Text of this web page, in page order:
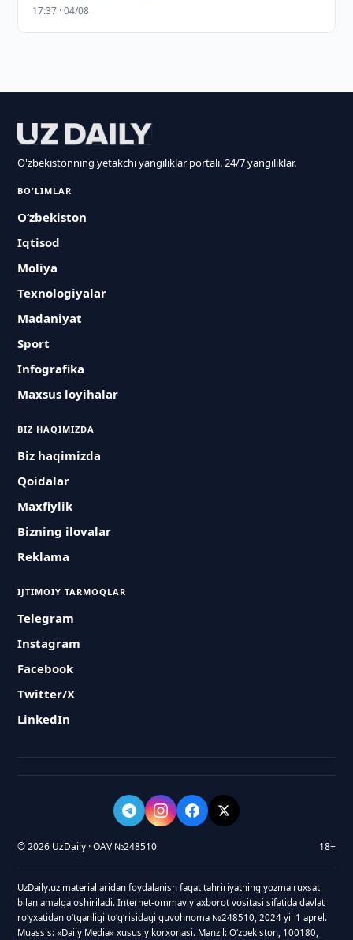
17:37 · 04/08
O'zbekistonning yetakchi yangiliklar portali. 24/7 yangiliklar.
BO'LIMLAR
O‘zbekiston
Iqtisod
Moliya
Texnologiyalar
Madaniyat
Sport
Infografika
Maxsus loyihalar
BIZ HAQIMIZDA
Biz haqimizda
Qoidalar
Maxfiylik
Bizning ilovalar
Reklama
IJTIMOIY TARMOQLAR
Telegram
Instagram
Facebook
Twitter/X
LinkedIn
© 2026 UzDaily · OAV №248510 18+
UzDaily.uz materiallaridan foydalanish faqat tahririyatning yozma ruxsati
bilan amalga oshiriladi. Internet-ommaviy axborot vositasi sifatida davlat
roʻyxatidan oʻtganligi toʻgʻrisidagi guvohnoma №248510, 2024 yil 1 aprel.
Muassis: «Daily Media» xususiy korxonasi. Manzil: Oʻzbekiston, 100180,